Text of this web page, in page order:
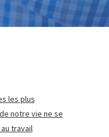
les plus
notre vie ne se
travail